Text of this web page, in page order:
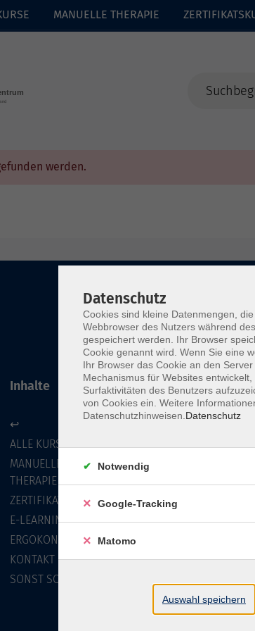
MANUELLE THERAPIE
werden.
Inhalte
↩
ALLE KURSE
MANUELLE
THERAPIE
ZERTIFIKATSKURSE
E-LEARNINGS
ERGOKONZEPT
KONTAKT
SONST SO
MFZ HANNOVER
📞Telefon: +49 511 844
Datenschutz
Cookies sind kleine Datenmengen,
Webbrowser des Nutzers während
gespeichert werden. Ihr Browser
Cookie genannt wird. Wenn Sie eine
Ihr Browser das Cookie an den
Mechanismus für Websites
Surfaktivitäten des Benutzers
von Cookies ein. Weitere
Datenschutzhinweisen. Datenschutz
Notwendig
Google-Tracking
Matomo
Auswahl speichern